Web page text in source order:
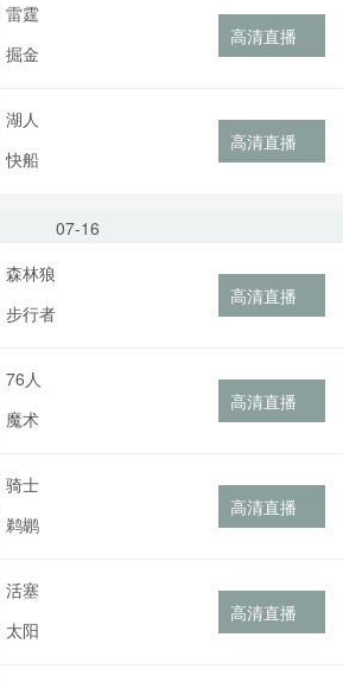
雷霆
掘金
高清直播
湖人
快船
高清直播
07-16
森林狼
步行者
高清直播
76人
魔术
高清直播
骑士
鹈鹕
高清直播
活塞
太阳
高清直播